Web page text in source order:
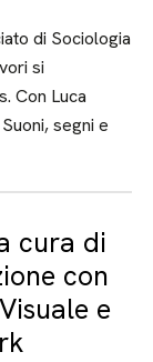
di Sociologia
si
Con Luca
segni e
cura di
con
e